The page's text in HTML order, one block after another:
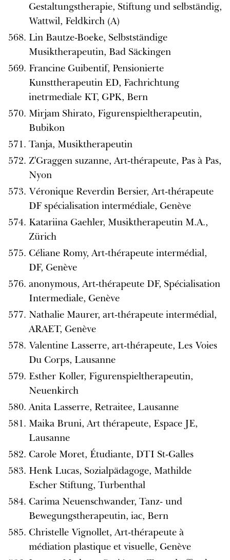
Gestaltungstherapie, Stiftung und selbständig,
Wattwil, Feldkirch (A)
Lin Bautze-Boeke, Selbstständige
Musiktherapeutin, Bad Säckingen
Francine Guibentif, Pensionierte
Kunsttherapeutin ED, Fachrichtung
inetrmediale KT, GPK, Bern
Mirjam Shirato, Figurenspieltherapeutin,
Bubikon
Tanja, Musiktherapeutin
Z'Graggen suzanne, Art-thérapeute, Pas à Pas,
Nyon
Véronique Reverdin Bersier, Art-thérapeute
DF spécialisation intermédiale, Genève
Katariina Gaehler, Musiktherapeutin M.A.,
Zürich
Céliane Romy, Art-thérapeute intermédial,
DF, Genève
anonymous, Art-thérapeute DF, Spécialisation
Intermediale, Genève
Nathalie Maurer, art-thérapeute intermédial,
ARAET, Genève
Valentine Lasserre, art-thérapeute, Les Voies
Du Corps, Lausanne
Esther Koller, Figurenspieltherapeutin,
Neuenkirch
Anita Lasserre, Retraitee, Lausanne
Maika Bruni, Art thérapeute, Espace JE,
Lausanne
Carole Moret, Étudiante, DTI St-Galles
Henk Lucas, Sozialpädagoge, Mathilde
Escher Stiftung, Turbenthal
Carima Neuenschwander, Tanz- und
Bewegungstherapeutin, iac, Bern
Christelle Vignollet, Art-thérapeute à
médiation plastique et visuelle, Genève